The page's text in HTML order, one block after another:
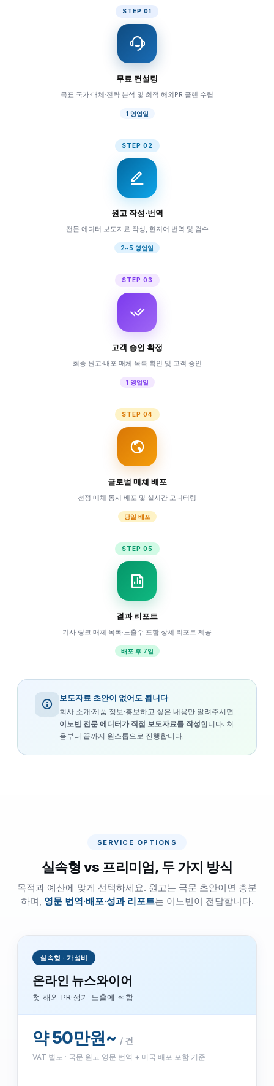
STEP 01
무료 컨설팅
목표 국가·매체·전략 분석 및 최적 해외PR 플랜 수립
1 영업일
STEP 02
원고 작성·번역
전문 에디터 보도자료 작성, 현지어 번역 및 검수
2~5 영업일
STEP 03
고객 승인 확정
최종 원고·배포 매체 목록 확인 및 고객 승인
1 영업일
STEP 04
글로벌 매체 배포
선정 매체 동시 배포 및 실시간 모니터링
당일 배포
STEP 05
결과 리포트
기사 링크·매체 목록·노출수 포함 상세 리포트 제공
배포 후 7일
보도자료 초안이 없어도 됩니다
회사 소개·제품 정보·홍보하고 싶은 내용만 알려주시면
이노빈 전문 에디터가 직접 보도자료를 작성합니다. 처
음부터 끝까지 원스톱으로 진행합니다.
SERVICE OPTIONS
실속형 vs 프리미엄, 두 가지 방식
목적과 예산에 맞게 선택하세요. 원고는 국문 초안이면 충분
하며, 영문 번역·배포·성과 리포트는 이노빈이 전담합니다.
실속형 · 가성비
온라인 뉴스와이어
첫 해외 PR·정기 노출에 적합
약 50만원~ / 건
VAT 별도 · 국문 원고 영문 번역 + 미국 배포 포함 기준